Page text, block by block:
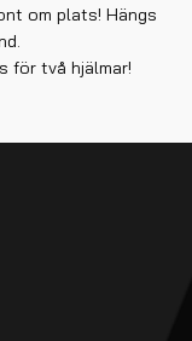
om plats! Hängs
för två hjälmar!